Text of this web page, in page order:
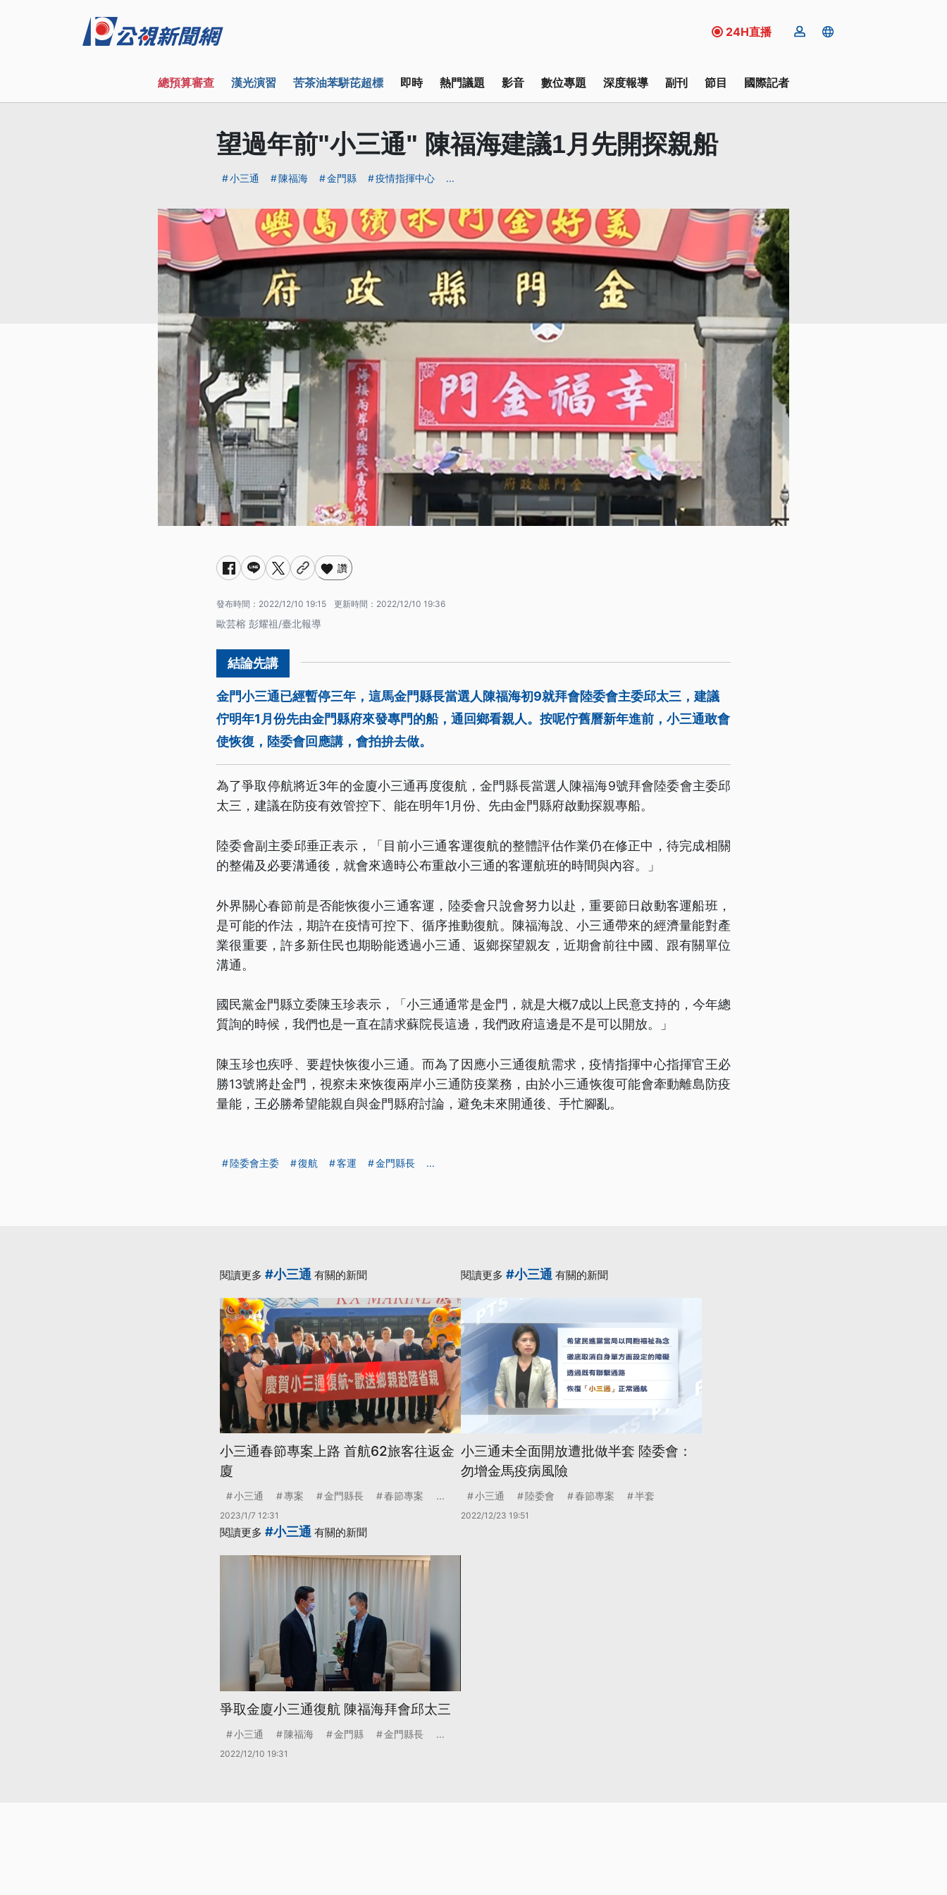
24H直播
總預算審查 漢光演習 苦茶油苯駢芘超標 即時 熱門議題 影音 數位專題 深度報導 副刊 節目 國際記者
望過年前"小三通" 陳福海建議1月先開探親船
小三通 陳福海 金門縣 疫情指揮中心 ...
讚
發布時間： 2022/12/10 19:15 更新時間： 2022/12/10 19:36
歐芸榕 彭耀祖/臺北報導
金門小三通已經暫停三年，這馬金門縣長當選人陳福海初9就拜會陸委會主委邱太三，建議
佇明年1月份先由金門縣府來發專門的船，通回鄉看親人。按呢佇舊曆新年進前，小三通敢會
使恢復，陸委會回應講，會拍拚去做。
為了爭取停航將近3年的金廈小三通再度復航，金門縣長當選人陳福海9號拜會陸委會主委邱
太三，建議在防疫有效管控下、能在明年1月份、先由金門縣府啟動探親專船。
陸委會副主委邱垂正表示，「目前小三通客運復航的整體評估作業仍在修正中，待完成相關
的整備及必要溝通後，就會來適時公布重啟小三通的客運航班的時間與內容。」
外界關心春節前是否能恢復小三通客運，陸委會只說會努力以赴，重要節日啟動客運船班，
是可能的作法，期許在疫情可控下、循序推動復航。陳福海說、小三通帶來的經濟量能對產
業很重要，許多新住民也期盼能透過小三通、返鄉探望親友，近期會前往中國、跟有關單位
溝通。
國民黨金門縣立委陳玉珍表示，「小三通通常是金門，就是大概7成以上民意支持的，今年總
質詢的時候，我們也是一直在請求蘇院長這邊，我們政府這邊是不是可以開放。」
陳玉珍也疾呼、要趕快恢復小三通。而為了因應小三通復航需求，疫情指揮中心指揮官王必
勝13號將赴金門，視察未來恢復兩岸小三通防疫業務，由於小三通恢復可能會牽動離島防疫
量能，王必勝希望能親自與金門縣府討論，避免未來開通後、手忙腳亂。
陸委會主委 復航 客運 金門縣長 ...
閱讀更多 #小三通 有關的新聞
小三通春節專案上路 首航62旅客往返金
廈
小三通 專案 金門縣長 春節專案 ...
2023/1/7 12:31
閱讀更多 #小三通 有關的新聞
小三通未全面開放遭批做半套 陸委會：
勿增金馬疫病風險
小三通 陸委會 春節專案 半套
2022/12/23 19:51
閱讀更多 #小三通 有關的新聞
爭取金廈小三通復航 陳福海拜會邱太三
小三通 陳福海 金門縣 金門縣長 ...
2022/12/10 19:31